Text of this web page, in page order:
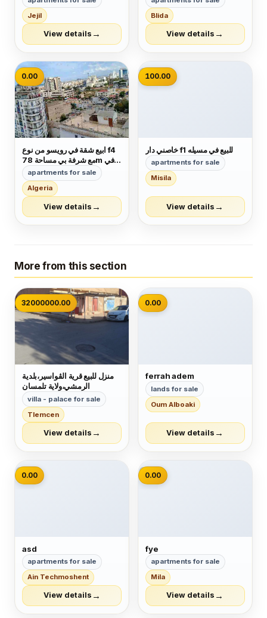
صول فايونس شوفاج سونطرال
كويزين ايكيبي مصعد كهربائي
b13 الاوراق عقد فردي موثق
ودفتر عقاري السعر f3مليار
و200 مليون ب...
Jejil
View details →
Blida
View details →
0.00
ابيع شقة في رويسو من نوع f4
مع شرفة بي مساحة 78m في
الطابق السادس لها مدخلين لي
العمارة كل شيء متوفر قرب
المكان وجميع وسائل النقل ميترو
الترام طاكسي حافلات. لمن
يهمه الامر اتصل بي رقم
apartments for sale
Algeria
View details →
📷
100.00
خاصني دار f1 للبيع في مسيله
apartments for sale
Misila
View details →
More from this section
32000000.00
منزل للبيع قرية الڨواسير،بلدية
الرمشي،ولاية تلمسان
villa - palace for sale
Tlemcen
View details →
📷
0.00
ferrah adem
lands for sale
Oum Alboaki
View details →
📷
0.00
asd
apartments for sale
Ain Techmoshent
View details →
📷
0.00
fye
apartments for sale
Mila
View details →